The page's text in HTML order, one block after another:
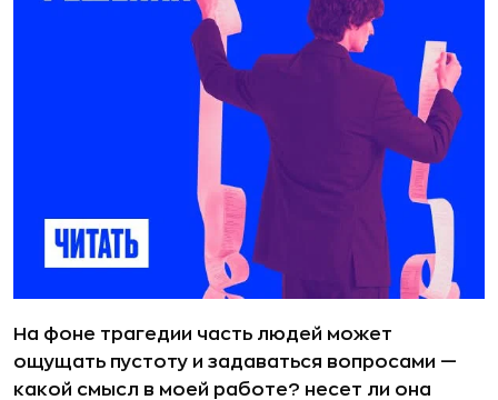
На фоне трагедии часть людей может
ощущать пустоту и задаваться вопросами —
какой смысл в моей работе? несет ли она